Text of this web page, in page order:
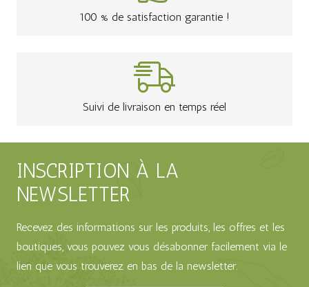
100 % de satisfaction garantie !
Suivi de livraison en temps réel
INSCRIPTION À LA
NEWSLETTER
Recevez des informations sur les produits, les offres et les
boutiques, vous pouvez vous désabonner facilement via le
lien que vous trouverez en bas de la newsletter.